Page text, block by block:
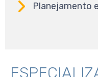
Planejamento